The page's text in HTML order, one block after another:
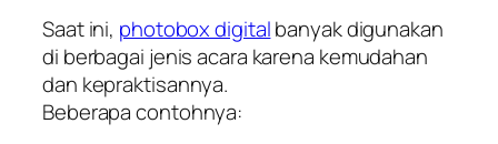
Saat ini, photobox digitalbanyak digunakan
di berbagai jenis acara karena kemudahan
dan kepraktisannya.
Beberapa contohnya: